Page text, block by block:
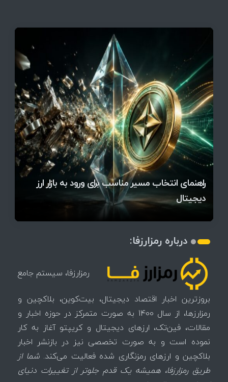
راهنمای انتخاب مسیر مناسب برای ورود به بازار ارز
دیجیتال
چرا سرعت تراکنش‌ها در اقتصاد دیجیتال اهمیت دارد؟
آخرین وضعیت بازار رمزارزها در جهان / مهم‌ترین
تهدید بیت‌کوین مشخص شد
اتفاق تاریخی در بازار رمزارزها / بیت‌کوین سبز شد
قیمت تتر، بیت‌کوین و اتریوم امروز دوشنبه ۵ مرداد
۱۴۰۵ | بیت‌کوین این مرز را از دست بدهد، همه‌چیز
تغییر می‌کند
رقابت پنهان دولت‌ها بر سر بیت‌کوین/ ۱۰ کشور برتر
کدامند؟
اتفاق مهم در بازار رمزارزها / بیت‌کوین وارد فاز تازه شد
تازه‌ترین رسوایی ارز دیجیتال؛ شکایت میلیاردی روی
میز / ۶۲۲ بیت‌کوین کجا رفت؟
درباره رمزارزفا:
رمزارزفا، سیستم جامع
بروزترین اخبار اقتصاد دیجیتال، بیت‌کوین، بلاکچین و
رمزارزها، از سال 1400 به صورت متمرکز در حوزه اخبار و
مقالات، فین‌تک، ارزهای‌ دیجیتال و کریپتو آغاز به کار
نموده است و به صورت تخصصی نیز در بازنشر اخبار
بلاکچین و ارزهای رمزنگاری شده فعالیت می‌کند.شما از
طریق رمزارزفا، همیشه یک قدم جلوتر از تغییرات دنیای